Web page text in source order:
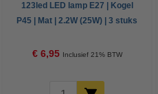
123led LED lamp E27 | Kogel
P45 | Mat | 2.2W (25W) | 3 stuks
€ 6,95 Inclusief 21% BTW